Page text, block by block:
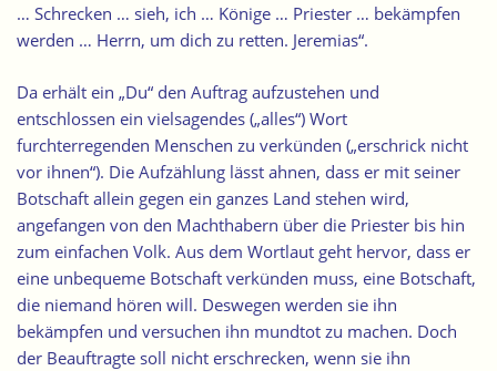
… Schrecken … sieh, ich … Könige … Priester … bekämpfen
werden … Herrn, um dich zu retten. Jeremias“.
Da erhält ein „Du“ den Auftrag aufzustehen und
entschlossen ein vielsagendes („alles“) Wort
furchterregenden Menschen zu verkünden („erschrick nicht
vor ihnen“). Die Aufzählung lässt ahnen, dass er mit seiner
Botschaft allein gegen ein ganzes Land stehen wird,
angefangen von den Machthabern über die Priester bis hin
zum einfachen Volk. Aus dem Wortlaut geht hervor, dass er
eine unbequeme Botschaft verkünden muss, eine Botschaft,
die niemand hören will. Deswegen werden sie ihn
bekämpfen und versuchen ihn mundtot zu machen. Doch
der Beauftragte soll nicht erschrecken, wenn sie ihn